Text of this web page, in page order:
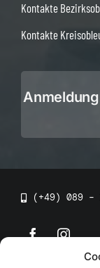
Kontakte
Kontakte
Anmeldung
(+49) 089 –